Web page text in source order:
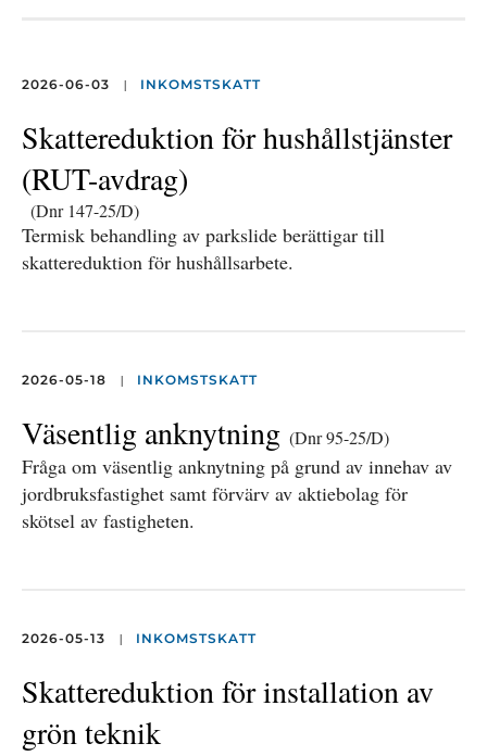
2026-06-03 | INKOMSTSKATT
Skattereduktion för hushållstjänster
(RUT-avdrag)
(Dnr 147-25/D)
Termisk behandling av parkslide berättigar till
skattereduktion för hushållsarbete.
2026-05-18 | INKOMSTSKATT
Väsentlig anknytning (Dnr 95-25/D)
Fråga om väsentlig anknytning på grund av innehav av
jordbruksfastighet samt förvärv av aktiebolag för
skötsel av fastigheten.
2026-05-13 | INKOMSTSKATT
Skattereduktion för installation av
grön teknik